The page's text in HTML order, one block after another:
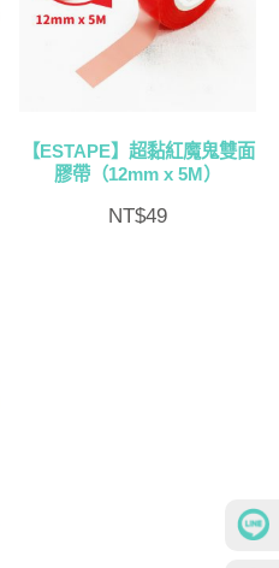
【ESTAPE】超黏紅魔鬼雙面
膠帶（12mm x 5M）
NT$49